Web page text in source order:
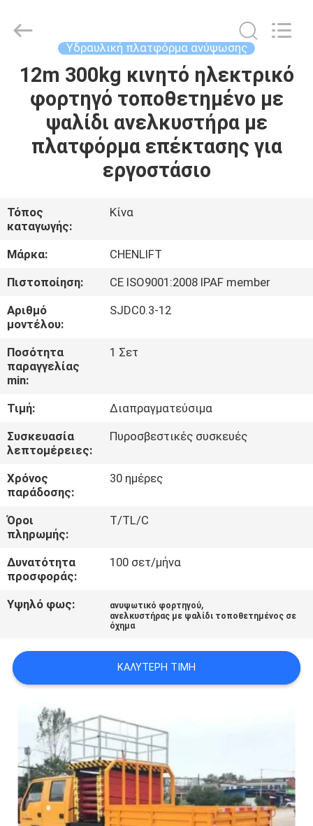
ΣΠΊΤΙ
ΠΡΟΪΌΝΤΑ
ΕΜΆΣ
ΕΠΙΣΚΈΨΕΙΣ
ΣΤΟ
ΕΡΓΟΣΤΆΣΙΟ
ΈΛΕΓΧΟΣ
ΠΟΙΌΤΗΤΑΣ
ΕΠΙΚΟΙΝΩΝΉΣΤΕ
ΜΑΖΊ
ΕΙΔΉΣΕΙΣ
ΖΗΤΉΣΤΕ
ΜΙΑ
ΠΡΟΣΦΟΡΆ
SITEMAP
ΠΟΛΙΤΙΚΉ
ΑΠΟΡΡΉΤΟΥ
Reserved.
Υδραυλική πλατφόρμα ανύψωσης
12m 300kg κινητό ηλεκτρικό
φορτηγό τοποθετημένο με
ψαλίδι ανελκυστήρα με
πλατφόρμα επέκτασης για
εργοστάσιο
Τόπος
καταγωγής:
Κίνα
Μάρκα:
CHENLIFT
Πιστοποίηση:
CE ISO9001:2008 IPAF member
Αριθμό
μοντέλου:
SJDC0.3-12
Ποσότητα
παραγγελίας
min:
1 Σετ
Τιμή:
Διαπραγματεύσιμα
Συσκευασία
λεπτομέρειες:
Πυροσβεστικές συσκευές
Χρόνος
παράδοσης:
30 ημέρες
Όροι
πληρωμής:
T/TL/C
Δυνατότητα
προσφοράς:
100 σετ/μήνα
Υψηλό φως: ανυψωτικό φορτηγού,
ανελκυστήρας με ψαλίδι τοποθετημένος σε
όχημα
ΚΑΛΎΤΕΡΗ ΤΙΜΉ